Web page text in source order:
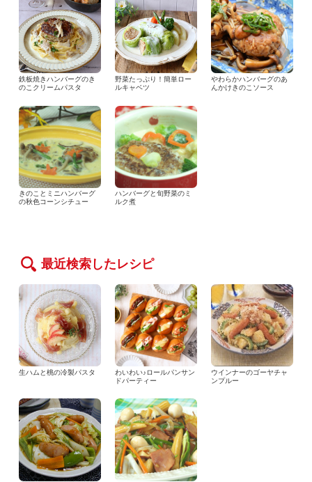
鉄板焼きハンバーグのき
のこクリームパスタ
野菜たっぷり！簡単ロー
ルキャベツ
やわらかハンバーグのあ
んかけきのこソース
きのことミニハンバーグ
の秋色コーンシチュー
ハンバーグと旬野菜のミ
ルク煮
最近検索したレシピ
生ハムと桃の冷製パスタ
わいわい♪ロールパンサン
ドパーティー
ウインナーのゴーヤチャ
ンプルー